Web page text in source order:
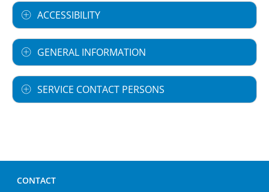
ACCESSIBILITY
GENERAL INFORMATION
SERVICE CONTACT PERSONS
CONTACT